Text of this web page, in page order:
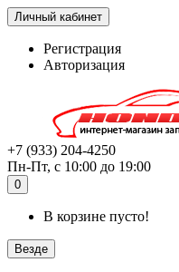
Личный кабинет
Регистрация
Авторизация
+7 (933) 204-4250
Пн-Пт, с 10:00 до 19:00
0
В корзине пусто!
Везде